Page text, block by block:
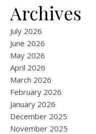
Archives
July 2026
June 2026
May 2026
April 2026
March 2026
February 2026
January 2026
December 2025
November 2025